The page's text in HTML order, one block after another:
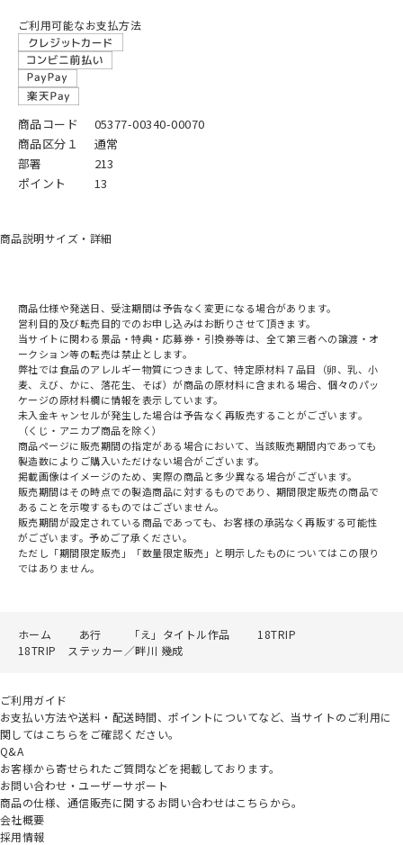
ご利用可能なお支払方法
商品コード
05377-00340-00070
商品区分１
通常
部署
213
ポイント
13
商品説明サイズ・詳細
商品仕様や発送日、受注期間は予告なく変更になる場合があります。
営利目的及び転売目的でのお申し込みはお断りさせて頂きます。
当サイトに関わる景品・特典・応募券・引換券等は、全て第三者への譲渡・オ
ークション等の転売は禁止とします。
弊社では食品のアレルギー物質につきまして、特定原材料７品目（卵、乳、小
麦、えび、かに、落花生、そば）が商品の原材料に含まれる場合、個々のパッ
ケージの原材料欄に情報を表示しています。
未入金キャンセルが発生した場合は予告なく再販売することがございます。
（くじ・アニカプ商品を除く）
商品ページに販売期間の指定がある場合において、当該販売期間内であっても
製造数によりご購入いただけない場合がございます。
掲載画像はイメージのため、実際の商品と多少異なる場合がございます。
販売期間はその時点での製造商品に対するものであり、期間限定販売の商品で
あることを示唆するものではございません。
販売期間が設定されている商品であっても、お客様の承諾なく再販する可能性
がございます。予めご了承ください。
ただし「期間限定販売」「数量限定販売」と明示したものについてはこの限り
ではありません。
ホーム あ行 「え」タイトル作品
18TRIP
18TRIP ステッカー／畔川 幾成
ご利用ガイド
お支払い方法や送料・配送時間、ポイントについてなど、当サイトのご利用に
関してはこちらをご確認ください。
Q&A
お客様から寄せられたご質問などを掲載しております。
お問い合わせ・ユーザーサポート
商品の仕様、通信販売に関するお問い合わせはこちらから。
会社概要
採用情報